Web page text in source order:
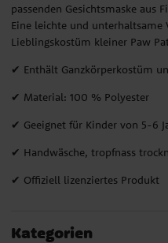
passenden Gesichtsmaske aus
Eine leichte und unterhaltsame
Lieblingskostüm kleiner Paw
✔ Enthält Ganzkörperkostüm
✔ Material: 100 % Polyester
✔ Geeignet für Kinder von 5-6
✔ Handwäsche, tropfnass
✔ Offiziell lizenziertes Produkt
Kategorien